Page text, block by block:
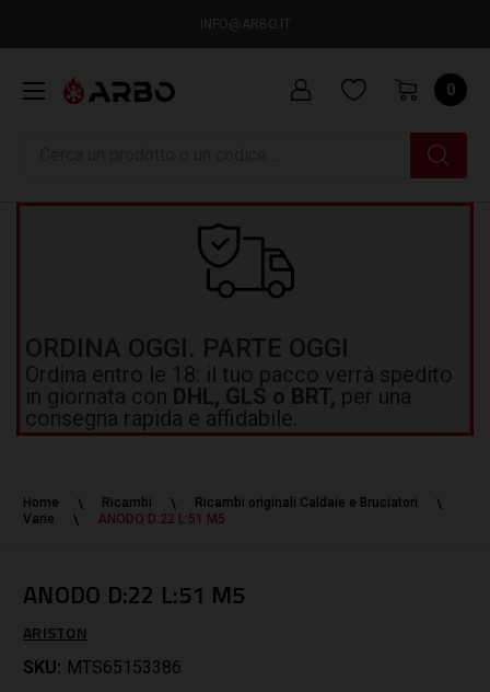
INFO@ARBO.IT
0
ORDINA OGGI. PARTE OGGI
Ordina entro le 18: il tuo pacco verrà spedito
in giornata con DHL, GLS o BRT, per una
consegna rapida e affidabile.
Home Ricambi
Ricambi originali Caldaie e Bruciatori
Varie
ANODO D:22 L:51 M5
ANODO D:22 L:51 M5
ARISTON
SKU: MTS65153386